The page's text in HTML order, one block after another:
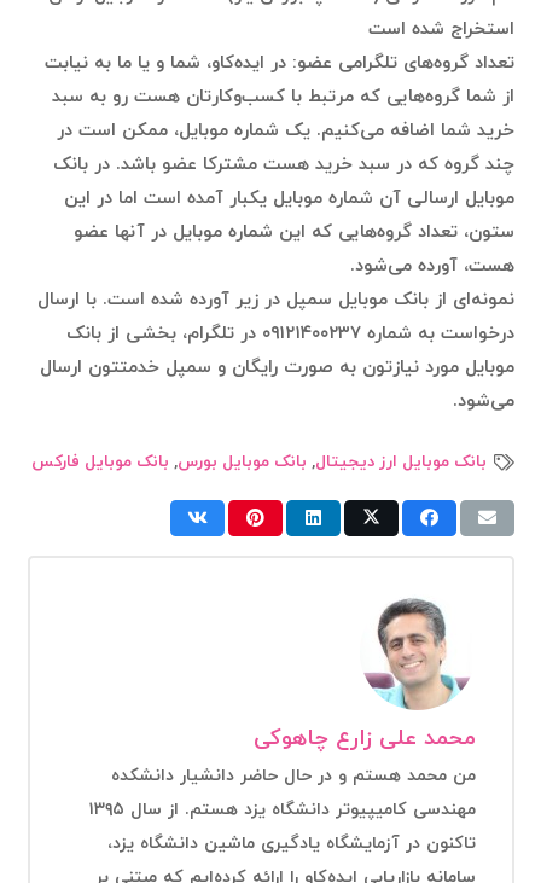
استخراج شده است
تعداد گروه‌های تلگرامی عضو: در ایده‌کاو، شما و یا ما به نیابت
از شما گروه‌هایی که مرتبط با کسب‌وکارتان هست رو به سبد
خرید شما اضافه می‌کنیم. یک شماره موبایل، ممکن است در
چند گروه که در سبد خرید هست مشترکا عضو باشد. در بانک
موبایل ارسالی آن شماره موبایل یکبار آمده است اما در این
ستون،‌ تعداد گروه‌هایی که این شماره موبایل در آنها عضو
هست، آورده می‌شود.
نمونه‌ای از بانک موبایل سمپل در زیر آورده شده است. با ارسال
درخواست به شماره ۰۹۱۲۱۴۰۰۲۳۷ در تلگرام، بخشی از بانک
موبایل مورد نیازتون به صورت رایگان و سمپل خدمتتون ارسال
می‌شود.
بانک موبایل ارز دیجیتال, بانک موبایل بورس, بانک موبایل فارکس
محمد علی زارع چاهوکی
من محمد هستم و در حال حاضر دانشیار دانشکده
مهندسی کامیپیوتر دانشگاه یزد هستم. از سال ۱۳۹۵
تاکنون در آزمایشگاه یادگیری ماشین دانشگاه یزد،
سامانه بازاریابی ایده‌کاو را ارائه کرده‌ایم که مبتنی بر